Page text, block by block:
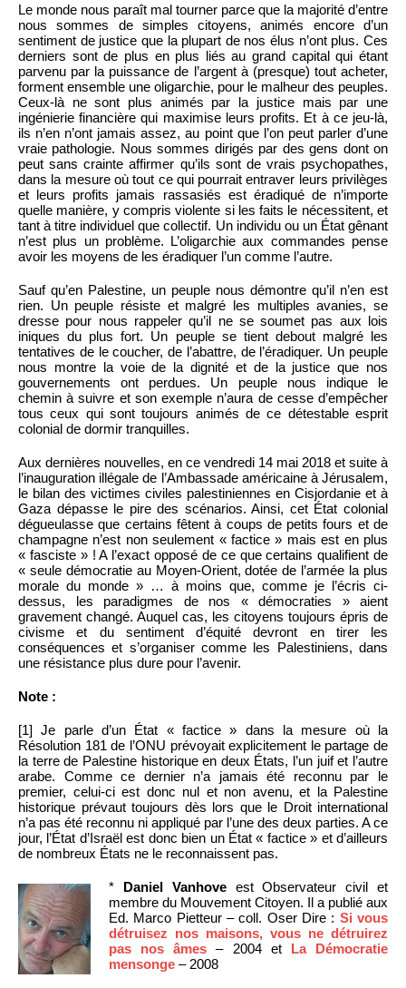
Le monde nous paraît mal tourner parce que la majorité d’entre
nous sommes de simples citoyens, animés encore d’un
sentiment de justice que la plupart de nos élus n’ont plus. Ces
derniers sont de plus en plus liés au grand capital qui étant
parvenu par la puissance de l’argent à (presque) tout acheter,
forment ensemble une oligarchie, pour le malheur des peuples.
Ceux-là ne sont plus animés par la justice mais par une
ingénierie financière qui maximise leurs profits. Et à ce jeu-là,
ils n’en n’ont jamais assez, au point que l’on peut parler d’une
vraie pathologie. Nous sommes dirigés par des gens dont on
peut sans crainte affirmer qu’ils sont de vrais psychopathes,
dans la mesure où tout ce qui pourrait entraver leurs privilèges
et leurs profits jamais rassasiés est éradiqué de n’importe
quelle manière, y compris violente si les faits le nécessitent, et
tant à titre individuel que collectif. Un individu ou un État gênant
n’est plus un problème. L’oligarchie aux commandes pense
avoir les moyens de les éradiquer l’un comme l’autre.
Sauf qu’en Palestine, un peuple nous démontre qu’il n’en est
rien. Un peuple résiste et malgré les multiples avanies, se
dresse pour nous rappeler qu’il ne se soumet pas aux lois
iniques du plus fort. Un peuple se tient debout malgré les
tentatives de le coucher, de l’abattre, de l’éradiquer. Un peuple
nous montre la voie de la dignité et de la justice que nos
gouvernements ont perdues. Un peuple nous indique le
chemin à suivre et son exemple n’aura de cesse d’empêcher
tous ceux qui sont toujours animés de ce détestable esprit
colonial de dormir tranquilles.
Aux dernières nouvelles, en ce vendredi 14 mai 2018 et suite à
l’inauguration illégale de l’Ambassade américaine à Jérusalem,
le bilan des victimes civiles palestiniennes en Cisjordanie et à
Gaza dépasse le pire des scénarios. Ainsi, cet État colonial
dégueulasse que certains fêtent à coups de petits fours et de
champagne n’est non seulement « factice » mais est en plus
« fasciste » ! A l’exact opposé de ce que certains qualifient de
« seule démocratie au Moyen-Orient, dotée de l’armée la plus
morale du monde » … à moins que, comme je l’écris ci-
dessus, les paradigmes de nos « démocraties » aient
gravement changé. Auquel cas, les citoyens toujours épris de
civisme et du sentiment d’équité devront en tirer les
conséquences et s’organiser comme les Palestiniens, dans
une résistance plus dure pour l’avenir.
Note :
[1] Je parle d’un État « factice » dans la mesure où la
Résolution 181 de l’ONU prévoyait explicitement le partage de
la terre de Palestine historique en deux États, l’un juif et l’autre
arabe. Comme ce dernier n’a jamais été reconnu par le
premier, celui-ci est donc nul et non avenu, et la Palestine
historique prévaut toujours dès lors que le Droit international
n’a pas été reconnu ni appliqué par l’une des deux parties. A ce
jour, l’État d’Israël est donc bien un État « factice » et d’ailleurs
de nombreux États ne le reconnaissent pas.
* Daniel Vanhoveest Observateur civil et
membre du Mouvement Citoyen. Il a publié aux
Ed. Marco Pietteur – coll. Oser Dire : Si vous
détruisez nos maisons, vous ne détruirez
pas nos âmes – 2004 et La Démocratie
mensonge – 2008